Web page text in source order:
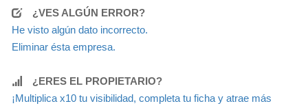
¿VES ALGÚN ERROR?
He visto algún dato incorrecto.
Eliminar ésta empresa.
¿ERES EL PROPIETARIO?
¡Multiplica x10 tu visibilidad, completa tu ficha y atrae más